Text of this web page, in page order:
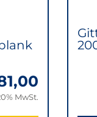
MwSt.